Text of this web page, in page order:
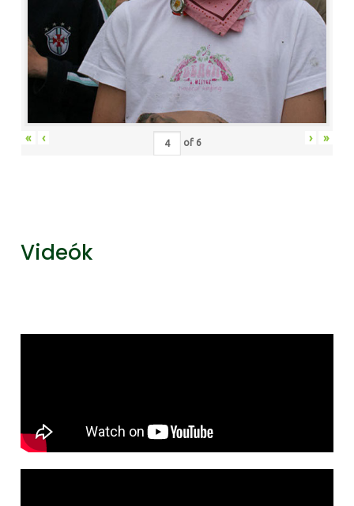
« ‹ of 6 › »
Videók